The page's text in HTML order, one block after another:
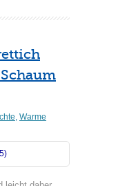
, Warme
5)